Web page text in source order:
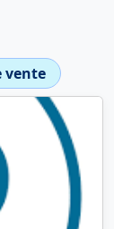
vente